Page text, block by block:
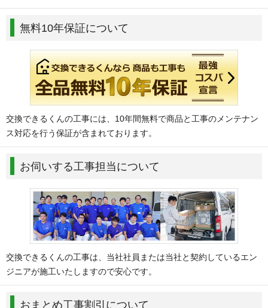
無料10年保証について
交換できるくんの工事には、10年間無料で商品と工事のメンテナン
ス対応を行う保証が含まれております。
お伺いする工事担当について
交換できるくんの工事は、当社社員または当社と契約しているエン
ジニアが施工いたしますので安心です。
おまとめ工事割引について